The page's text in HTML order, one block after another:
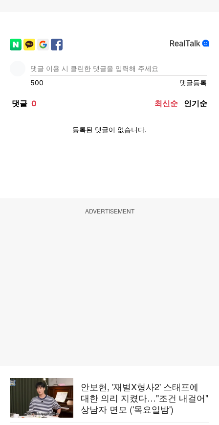
ADVERTISEMENT
안보현, '재벌X형사2' 스태프에
대한 의리 지켰다…"조건 내걸어"
상남자 면모 ('목요일밤')